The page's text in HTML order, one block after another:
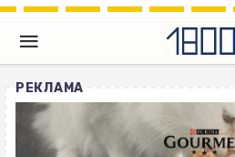
РЕКЛАМА